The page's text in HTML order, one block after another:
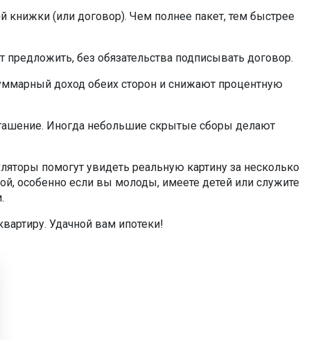
книжки (или договор). Чем полнее пакет, тем быстрее
без обязательства подписывать договор.
доход обеих сторон и снижают процентную
Иногда небольшие скрытые сборы делают
помогут увидеть реальную картину за несколько
особенно если вы молоды, имеете детей или служите
Удачной вам ипотеки!